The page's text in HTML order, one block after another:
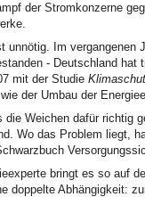
der Stromkonzerne
unnötig. Im vergangenen
- Deutschland hat
mit der Studie
der Umbau der
Weichen dafür richtig
Wo das Problem liegt,
bringt es so auf
doppelte Abhängigkeit: